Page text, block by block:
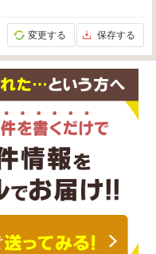
変更する 保存する